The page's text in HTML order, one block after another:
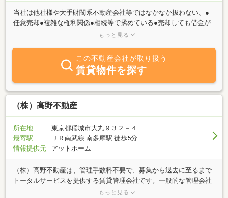
当社は他社様や大手財閥系不動産会社等ではなかなか扱わない、●
任意売却●複雑な権利関係●相続等で揉めている●売却しても借金が
返しきれない●ゴミ屋敷で誰も買取手がいない●空き家問題●借地権
ご家族のお悩み・課題と向き合っていきます。法人企業とのつなが
りや、個人不動産投資家等の顧客データも多数保有しておりますの
で、あなた様のお悩み・課題と向き合いながら、ベストな解決策を
一緒に考えていきましょう。もちろんご売却だけがご選択肢だけで
なく、賃貸・投資・収益事業としての視点も探り、あらゆる可能性
を見出して行きます。税金対策や親御様やご兄弟様と相続等の課題
士・司法書士・行政書士・土地家屋調査士・建築士・設計士・行政
書士・AFPファイナンシャルプランナー・空き家診断士・M＆A等々
幅広い専門家とタイアップしておりますので、先ずはお気軽にご相
厳守）査定や物件調査は無料です。
もっと見る
この不動産会社が取り扱う
賃貸物件を探す
（株）高野不動産
所在地
東京都稲城市大丸９３２－４
最寄駅
ＪＲ南武線 南多摩駅 徒歩5分
情報提供元
アットホーム
（株）高野不動産は、管理手数料不要で、募集から退去に至るまで
トータルサービスを提供する賃貸管理会社です。一般的な管理会社
では、成約時と更新時の報酬以外に、月々5％前後の管理手数料を
もっと見る